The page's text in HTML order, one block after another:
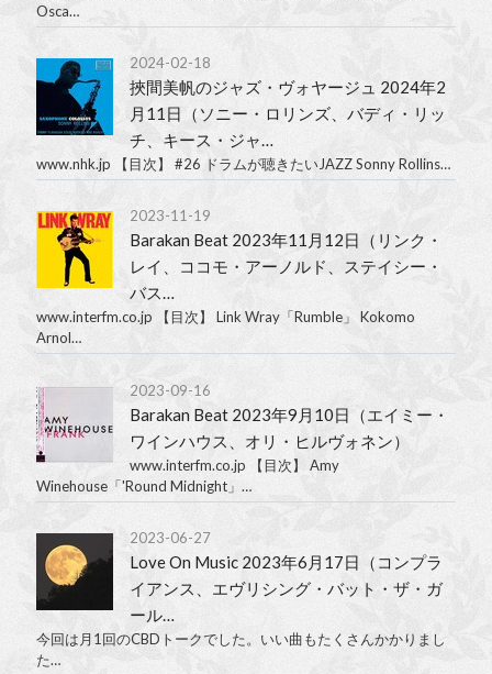
Osca…
2024-02-18
挾間美帆のジャズ・ヴォヤージュ 2024年2
月11日（ソニー・ロリンズ、バディ・リッ
チ、キース・ジャ…
www.nhk.jp 【目次】 #26 ドラムが聴きたいJAZZ Sonny Rollins…
2023-11-19
Barakan Beat 2023年11月12日（リンク・
レイ、ココモ・アーノルド、ステイシー・
バス…
www.interfm.co.jp 【目次】 Link Wray「Rumble」 Kokomo
Arnol…
2023-09-16
Barakan Beat 2023年9月10日（エイミー・
ワインハウス、オリ・ヒルヴォネン）
www.interfm.co.jp 【目次】 Amy
Winehouse「'Round Midnight」…
2023-06-27
Love On Music 2023年6月17日（コンプラ
イアンス、エヴリシング・バット・ザ・ガ
ール…
今回は月1回のCBDトークでした。いい曲もたくさんかかりまし
た…